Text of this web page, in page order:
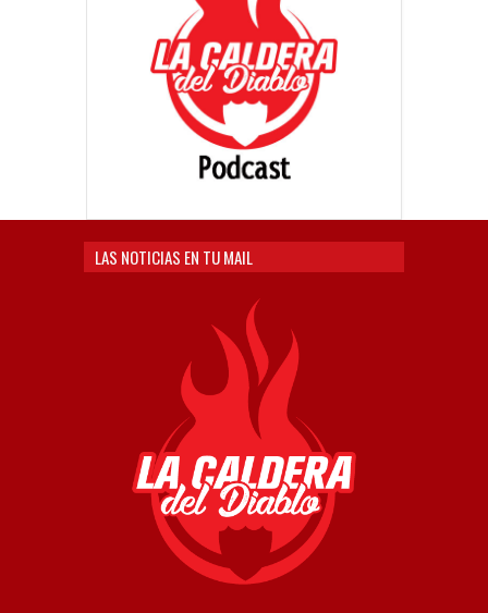
LAS NOTICIAS EN TU MAIL